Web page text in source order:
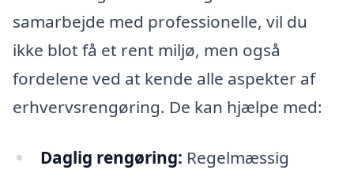
samarbejde med professionelle, vil du
ikke blot få et rent miljø, men også
fordelene ved at kende alle aspekter af
erhvervsrengøring. De kan hjælpe med:
Daglig rengøring: Regelmæssig